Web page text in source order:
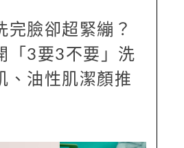
完臉卻超緊繃？
「3要3不要」洗
、油性肌潔顏推